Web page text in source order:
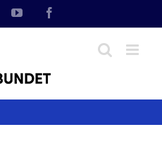
YouTube